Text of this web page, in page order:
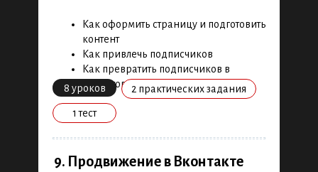
9. Продвижение в Вконтакте
Как оформить страницу и подготовить
контент
Как привлечь подписчиков
Как превратить подписчиков в
клиентов
8 уроков 2 практических задания
1 тест